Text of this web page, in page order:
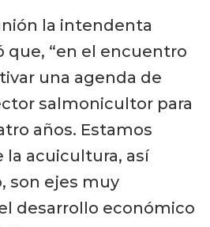
la intendenta
que, “en el encuentro
una agenda de
salmonicultor para
años. Estamos
la acuicultura, así
son ejes muy
desarrollo económico